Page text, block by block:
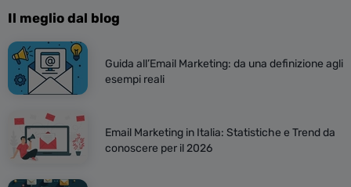
Il meglio dal blog
Guida all’Email Marketing: da una definizione agli
esempi reali
Email Marketing in Italia: Statistiche e Trend da
conoscere per il 2026